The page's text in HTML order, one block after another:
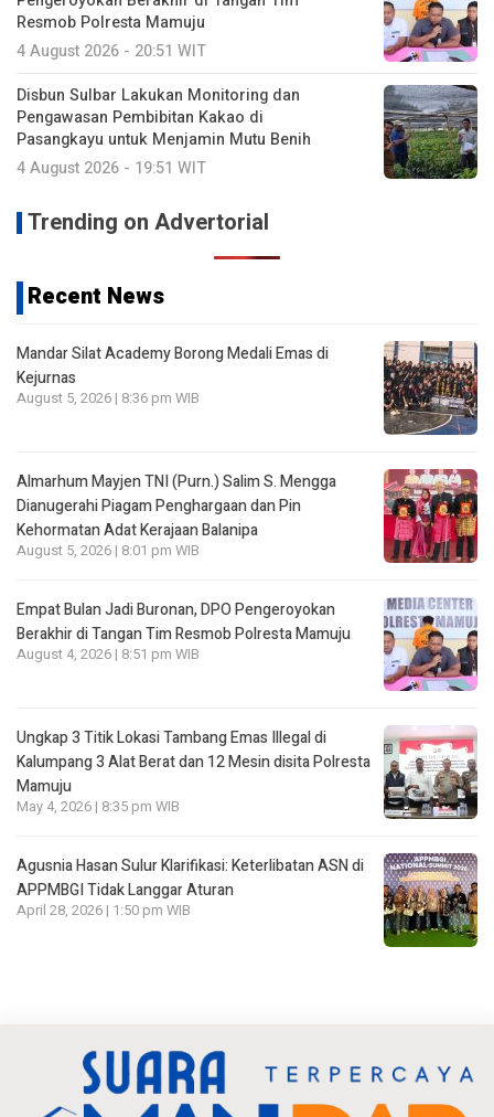
Resmob Polresta Mamuju
4 August 2026 - 20:51 WIT
Disbun Sulbar Lakukan Monitoring dan
Pengawasan Pembibitan Kakao di
Pasangkayu untuk Menjamin Mutu Benih
4 August 2026 - 19:51 WIT
Trending on Advertorial
Recent News
Mandar Silat Academy Borong Medali Emas di
Kejurnas
August 5, 2026 | 8:36 pm WIB
Almarhum Mayjen TNI (Purn.) Salim S. Mengga
Dianugerahi Piagam Penghargaan dan Pin
Kehormatan Adat Kerajaan Balanipa
August 5, 2026 | 8:01 pm WIB
Empat Bulan Jadi Buronan, DPO Pengeroyokan
Berakhir di Tangan Tim Resmob Polresta Mamuju
August 4, 2026 | 8:51 pm WIB
Ungkap 3 Titik Lokasi Tambang Emas Illegal di
Kalumpang 3 Alat Berat dan 12 Mesin disita Polresta
Mamuju
May 4, 2026 | 8:35 pm WIB
Agusnia Hasan Sulur Klarifikasi: Keterlibatan ASN di
APPMBGI Tidak Langgar Aturan
April 28, 2026 | 1:50 pm WIB